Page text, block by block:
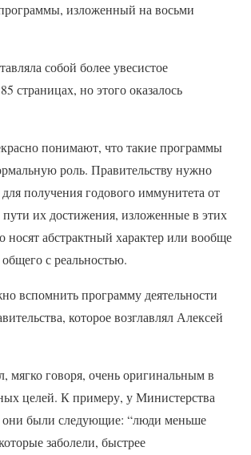
изложенный на восьми
собой более увесистое
страницах, но этого оказалось
понимают, что такие программы
роль. Правительству нужно
получения годового иммунитета от
их достижения, изложенные в этих
носят абстрактный характер или вообще
с реальностью.
вспомнить программу деятельности
которое возглавлял Алексей
мягко говоря, очень оригинальным в
целей. К примеру, у Министерства
они были следующие: “люди меньше
заболели, быстрее